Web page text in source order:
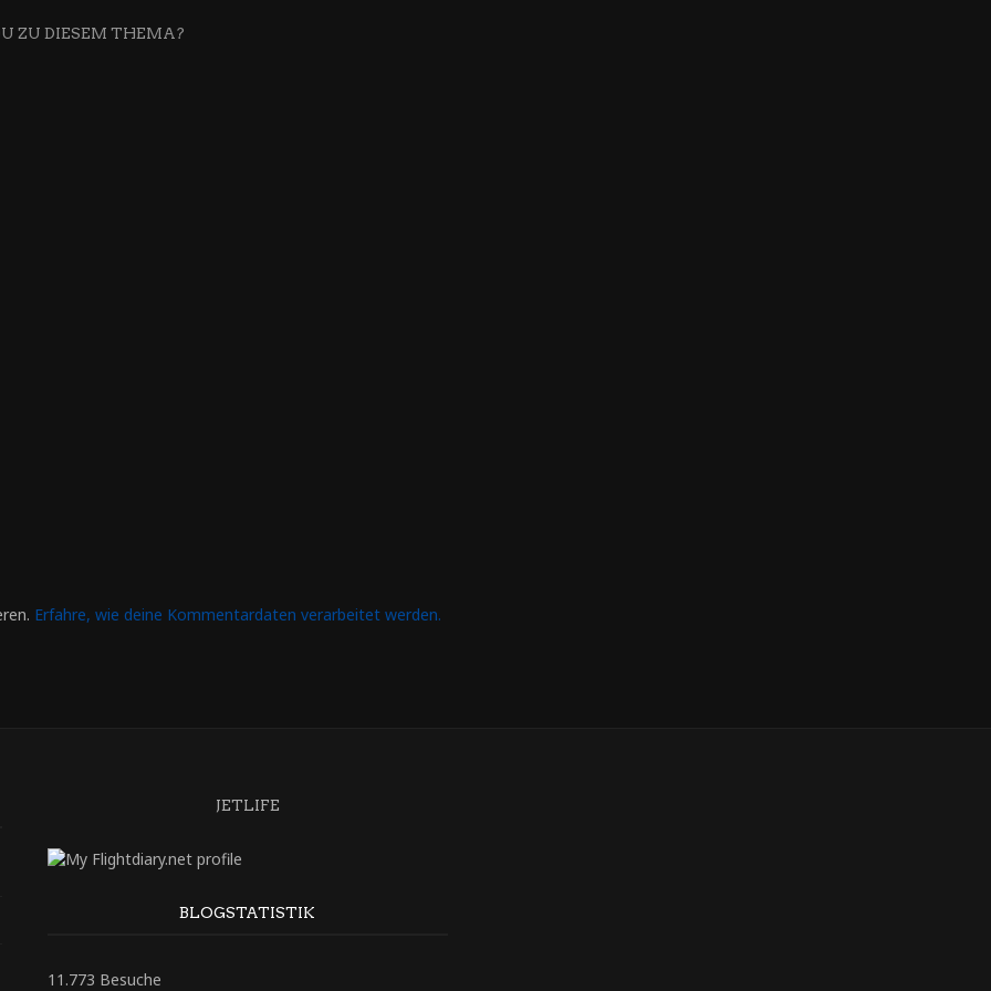
ZU DIESEM THEMA?
Erfahre, wie deine Kommentardaten verarbeitet werden.
JETLIFE
BLOGSTATISTIK
11.773 Besuche